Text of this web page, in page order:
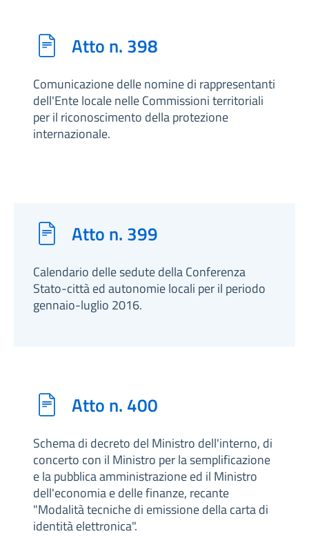
Atto n. 398
Comunicazione delle nomine di rappresentanti
dell'Ente locale nelle Commissioni territoriali
per il riconoscimento della protezione
internazionale.
Atto n. 399
Calendario delle sedute della Conferenza
Stato-città ed autonomie locali per il periodo
gennaio-luglio 2016.
Atto n. 400
Schema di decreto del Ministro dell'interno, di
concerto con il Ministro per la semplificazione
e la pubblica amministrazione ed il Ministro
dell'economia e delle finanze, recante
"Modalità tecniche di emissione della carta di
identità elettronica".